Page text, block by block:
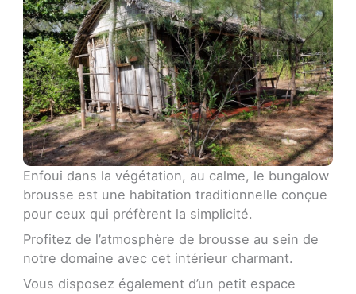
Enfoui dans la végétation, au calme, le bungalow
brousse est une habitation traditionnelle conçue
pour ceux qui préfèrent la simplicité.
Profitez de l’atmosphère de brousse au sein de
notre domaine avec cet intérieur charmant.
Vous disposez également d’un petit espace